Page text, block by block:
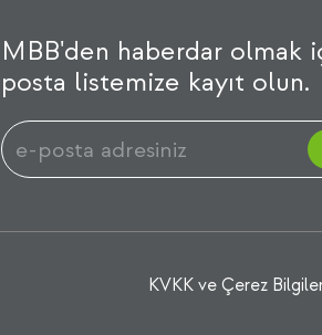
MBB'den haberdar olmak
posta listemize kayıt olun.
KVKK ve Çerez